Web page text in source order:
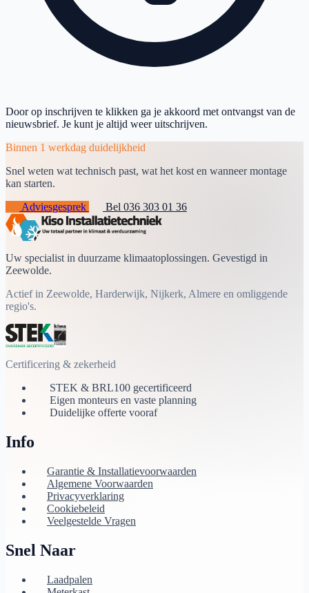
Door op inschrijven te klikken ga je akkoord met ontvangst van de
nieuwsbrief. Je kunt je altijd weer uitschrijven.
Binnen 1 werkdag duidelijkheid
Snel weten wat technisch past, wat het kost en wanneer montage
kan starten.
Adviesgesprek
Bel 036 303 01 36
Uw specialist in duurzame klimaatoplossingen. Gevestigd in
Zeewolde.
Actief in Zeewolde, Harderwijk, Nijkerk, Almere en omliggende
regio's.
Certificering & zekerheid
STEK & BRL100 gecertificeerd
Eigen monteurs en vaste planning
Duidelijke offerte vooraf
Info
Garantie & Installatievoorwaarden
Algemene Voorwaarden
Privacyverklaring
Cookiebeleid
Veelgestelde Vragen
Snel Naar
Laadpalen